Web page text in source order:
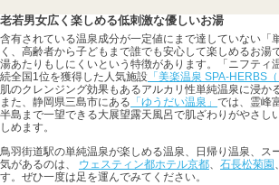
老若男女広く楽しめる低刺激な優しいお湯
含有されている温泉成分が一定値にまで達していない「
く、高齢者から子どもまで誰でも安心して楽しめるお湯
湯あたりもしにくいという特徴があります。「ニフティ
続全国1位を獲得した人気施設 「美楽温泉 SPA-HERBS
肌のクレンジング効果もあるアルカリ性単純温泉に浸か
また、静岡県三島市にある 「ゆうだい温泉」 では、霊峰
半島まで一望できる大展望露天風呂で肌ざわりがやさし
しめます。
鳥羽街道駅の単純温泉が楽しめる温泉、日帰り温泉、ス
気があるのは、 ウェスティン都ホテル京都、 石長松菊園 、
す。ぜひ一度は足を運んでみてください。